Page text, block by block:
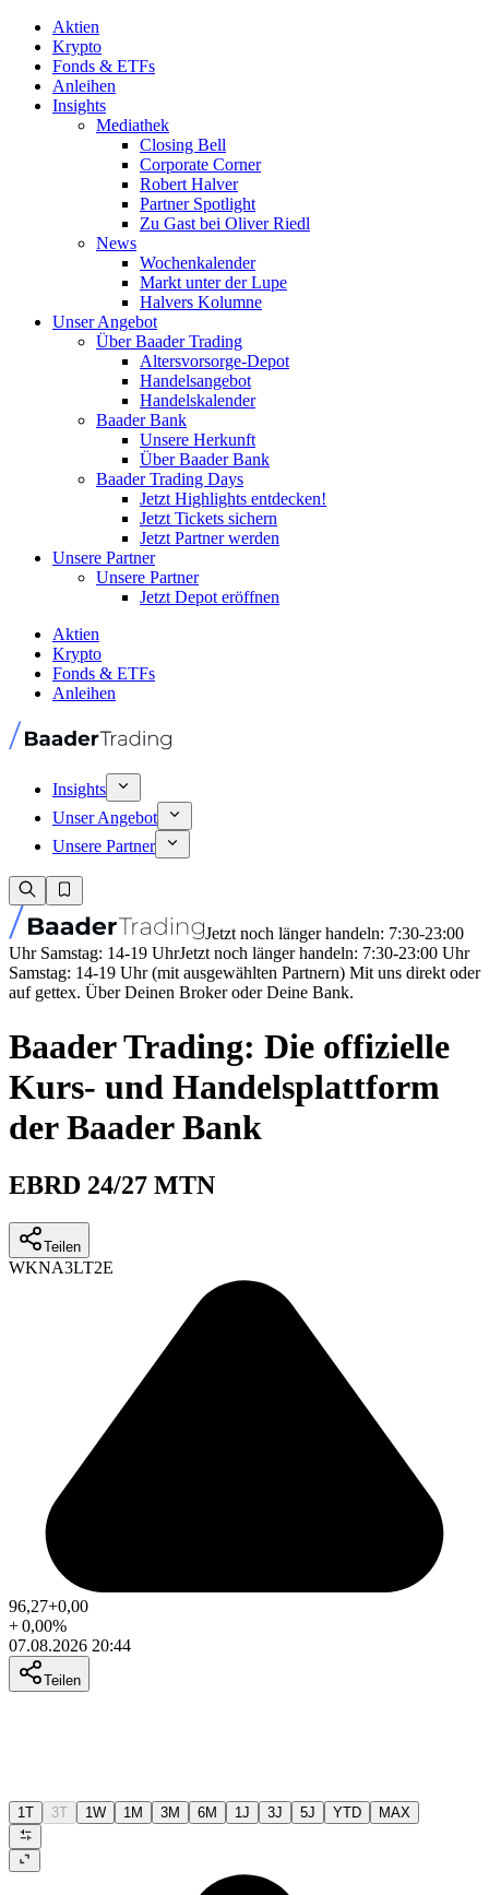
Aktien
Krypto
Fonds & ETFs
Anleihen
Insights
Mediathek
Closing Bell
Corporate Corner
Robert Halver
Partner Spotlight
Zu Gast bei Oliver Riedl
News
Wochenkalender
Markt unter der Lupe
Halvers Kolumne
Unser Angebot
Über Baader Trading
Altersvorsorge-Depot
Handelsangebot
Handelskalender
Baader Bank
Unsere Herkunft
Über Baader Bank
Baader Trading Days
Jetzt Highlights entdecken!
Jetzt Tickets sichern
Jetzt Partner werden
Unsere Partner
Unsere Partner
Jetzt Depot eröffnen
Aktien
Krypto
Fonds & ETFs
Anleihen
Insights
Unser Angebot
Unsere Partner
Jetzt noch länger handeln: 7:30-23:00
Uhr Samstag: 14-19 UhrJetzt noch länger handeln: 7:30-23:00 Uhr
Samstag: 14-19 Uhr (mit ausgewählten Partnern) Mit uns direkt oder
auf gettex. Über Deinen Broker oder Deine Bank.
Baader Trading: Die offizielle
Kurs- und Handelsplattform
der Baader Bank
EBRD 24/27 MTN
Teilen
WKNA3LT2E
96,27+0,00
+0,00%
07.08.2026 20:44
Teilen
1T 3T 1W 1M 3M 6M 1J 3J 5J YTD MAX